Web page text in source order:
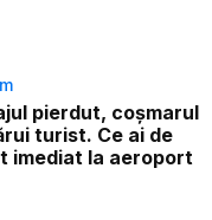
pierdut, coșmarul
turist. Ce ai de
imediat la aeroport